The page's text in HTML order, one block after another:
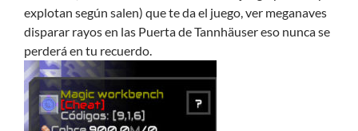
explotan según salen) que te da el juego, ver meganaves
disparar rayos en las Puerta de Tannhäuser eso nunca se
perderá en tu recuerdo.